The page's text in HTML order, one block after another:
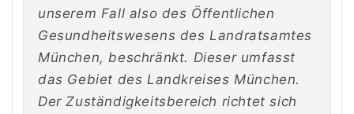
unserem Fall also des Öffentlichen
Gesundheitswesens des Landratsamtes
München, beschränkt. Dieser umfasst
das Gebiet des Landkreises München.
Der Zuständigkeitsbereich richtet sich